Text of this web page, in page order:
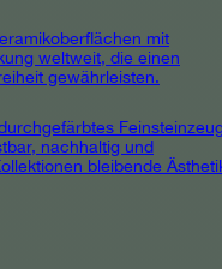
mit
weltweit, die einen
gewährleisten.
nachhaltig und
bleibende